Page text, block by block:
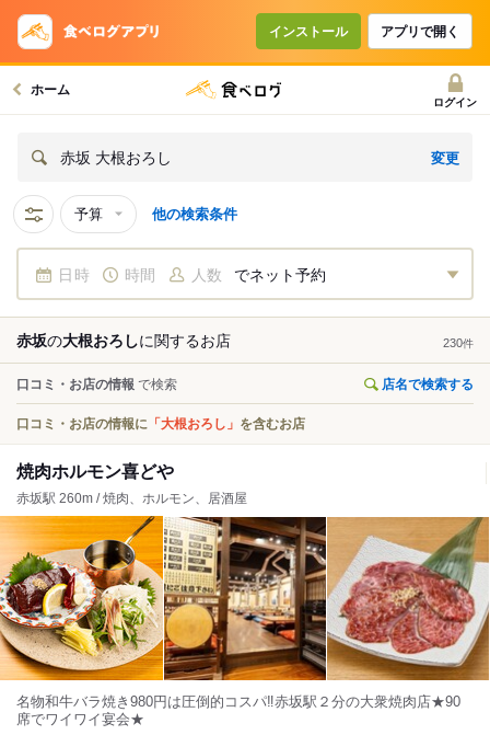
インストール アプリで開く
ホーム
ログイン
赤坂 大根おろし 変更
予算 他の検索条件
日時 時間 人数 でネット予約
赤坂の大根おろしに関するお店 230件
口コミ・お店の情報 で検索 店名で検索する
口コミ・お店の情報に 「大根おろし」 を含むお店
焼肉ホルモン喜どや
赤坂駅 260m / 焼肉、ホルモン、居酒屋
名物和牛バラ焼き980円は圧倒的コスパ‼赤坂駅２分の大衆焼肉店★90
席でワイワイ宴会★